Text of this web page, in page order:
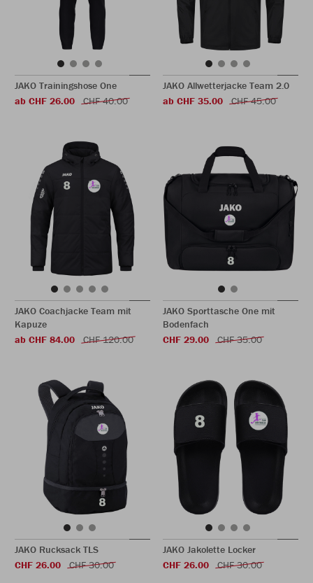
JAKO Trainingshose One
ab CHF 26.00
CHF 40.00
JAKO Allwetterjacke Team 2.0
ab CHF 35.00
CHF 45.00
JAKO Coachjacke Team mit
Kapuze
ab CHF 84.00
CHF 120.00
JAKO Sporttasche One mit
Bodenfach
CHF 29.00
CHF 35.00
JAKO Rucksack TLS
CHF 26.00
CHF 30.00
JAKO Jakolette Locker
CHF 26.00
CHF 30.00